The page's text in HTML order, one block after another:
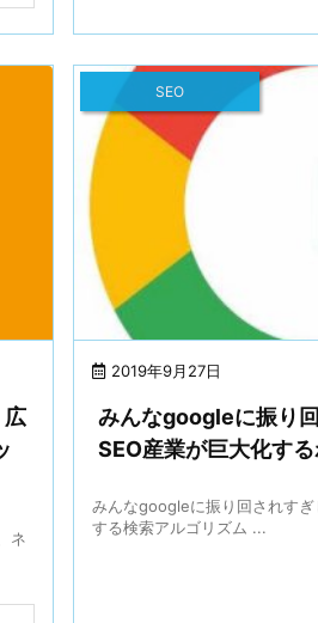
広
ネ
2019年9月27日
SEO
みんなgoogleに振り
SEO産業が巨大化す
みんなgoogleに振り回されす
する検索アルゴリズム ...